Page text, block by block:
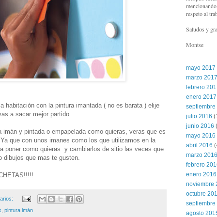
habitación con la pintura imantada ( no es barata ) elije
a sacar mejor partido.
imán y pintada o empapelada como quieras, veras que es
que con unos imanes como los que utilizamos en la
poner como quieras y cambiarlos de sitio las veces que
que mas te gusten.
pintura imán
respeto al
Saludos y
Montse
mayo 2017
marzo 2017
febrero
enero 2017
septiembre
julio 2016
junio 2016
mayo 2016
abril 2016
marzo 2016
febrero
enero 2016
noviembre
octubre
septiembre
agosto